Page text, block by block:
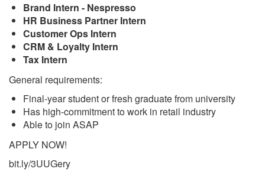
Brand Intern - Nespresso
HR Business Partner Intern
Customer Ops Intern
CRM & Loyalty Intern
Tax Intern
General requirements:
Final-year student or fresh graduate from university
Has high-commitment to work in retail industry
Able to join ASAP
APPLY NOW!
bit.ly/3UUGery